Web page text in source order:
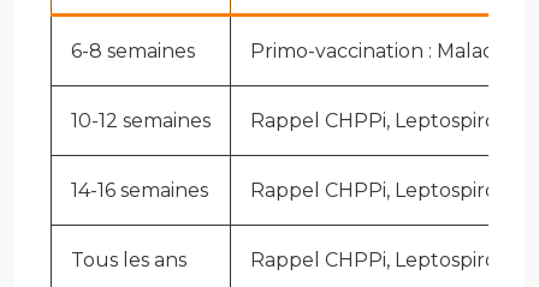
6-8 semaines Primo-vaccination : Maladie
10-12 semaines Rappel CHPPi, Leptospirose
14-16 semaines Rappel CHPPi, Leptospirose
Tous les ans Rappel CHPPi, Leptospirose